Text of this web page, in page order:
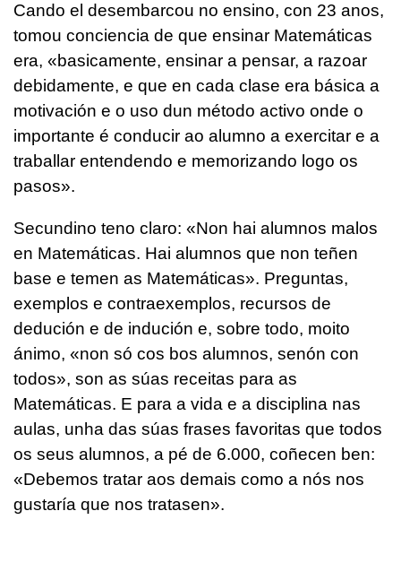
Cando el desembarcou no ensino, con 23 anos,
tomou conciencia de que ensinar Matemáticas
era, «basicamente, ensinar a pensar, a razoar
debidamente, e que en cada clase era básica a
motivación e o uso dun método activo onde o
importante é conducir ao alumno a exercitar e a
traballar entendendo e memorizando logo os
pasos».
Secundino teno claro: «Non hai alumnos malos
en Matemáticas. Hai alumnos que non teñen
base e temen as Matemáticas». Preguntas,
exemplos e contraexemplos, recursos de
dedución e de indución e, sobre todo, moito
ánimo, «non só cos bos alumnos, senón con
todos», son as súas receitas para as
Matemáticas. E para a vida e a disciplina nas
aulas, unha das súas frases favoritas que todos
os seus alumnos, a pé de 6.000, coñecen ben:
«Debemos tratar aos demais como a nós nos
gustaría que nos tratasen».